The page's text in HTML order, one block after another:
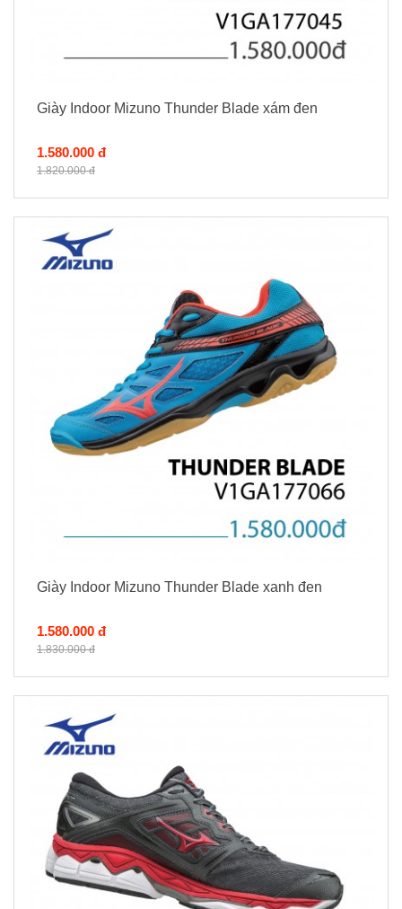
Giày Indoor Mizuno Thunder Blade xám đen
1.580.000 đ
1.820.000 đ
Giày Indoor Mizuno Thunder Blade xanh đen
1.580.000 đ
1.830.000 đ